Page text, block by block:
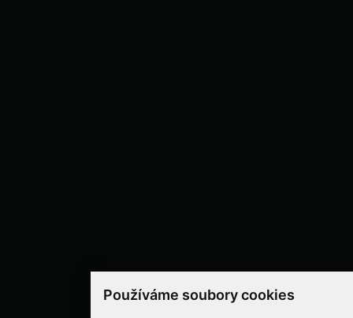
Používáme soubory cookies